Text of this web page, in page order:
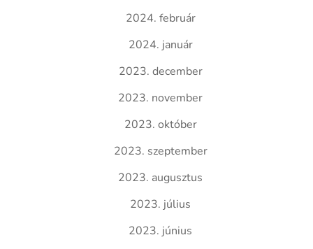
2024. február
2024. január
2023. december
2023. november
2023. október
2023. szeptember
2023. augusztus
2023. július
2023. június